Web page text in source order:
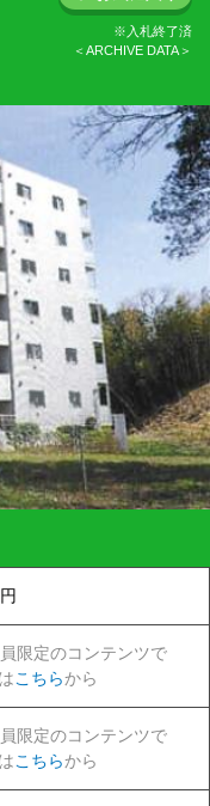
※入札終了済
＜ARCHIVE DATA＞
円
限定のコンテンツで
こちらから
限定のコンテンツで
こちらから